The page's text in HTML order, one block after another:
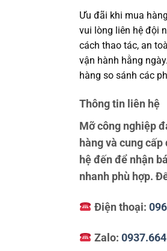
Ưu đãi khi mua
vui lòng liên hệ đội
cách thao tác, an
vận hành hằng
hàng so sánh các
Thông tin liên hệ
Mỡ công nghiệp
hàng và cung
hệ đến để nhận
nhanh phù hợp.
Điện thoại:
Zalo: